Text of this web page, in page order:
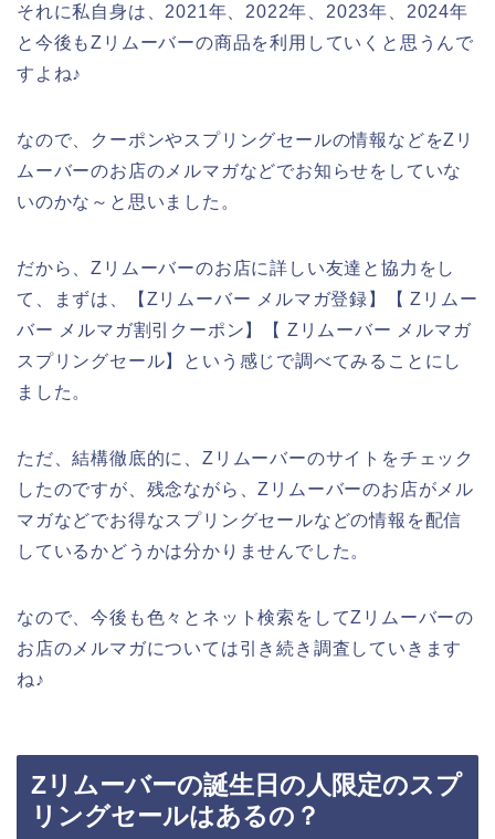
それに私自身は、2021年、2022年、2023年、2024年
と今後もZリムーバーの商品を利用していくと思うんで
すよね♪
なので、クーポンやスプリングセールの情報などをZリ
ムーバーのお店のメルマガなどでお知らせをしていな
いのかな～と思いました。
だから、Zリムーバーのお店に詳しい友達と協力をし
て、まずは、【Zリムーバー メルマガ登録】【 Zリムー
バー メルマガ割引クーポン】【 Zリムーバー メルマガ
スプリングセール】という感じで調べてみることにし
ました。
ただ、結構徹底的に、Zリムーバーのサイトをチェック
したのですが、残念ながら、Zリムーバーのお店がメル
マガなどでお得なスプリングセールなどの情報を配信
しているかどうかは分かりませんでした。
なので、今後も色々とネット検索をしてZリムーバーの
お店のメルマガについては引き続き調査していきます
ね♪
Zリムーバーの誕生日の人限定のスプ
リングセールはあるの？